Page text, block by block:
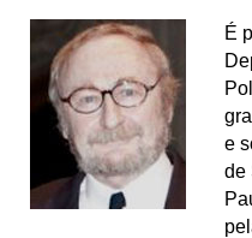
É
e
de